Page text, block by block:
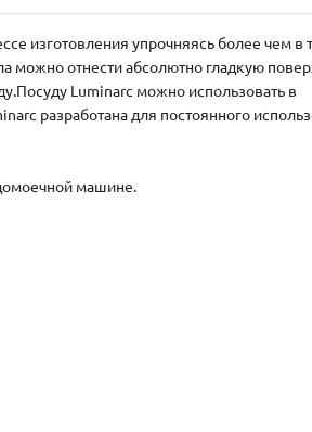
изготовления упрочняясь более чем в
можно отнести абсолютно гладкую
Luminarc можно использовать в
разработана для постоянного
машине.